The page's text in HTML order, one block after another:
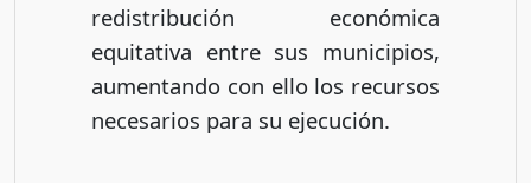
redistribución económica
equitativa entre sus municipios,
aumentando con ello los recursos
necesarios para su ejecución.